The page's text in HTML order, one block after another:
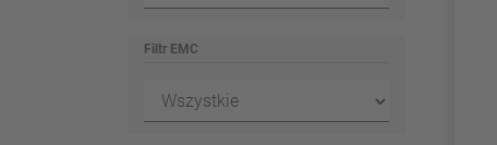
Filtr EMC